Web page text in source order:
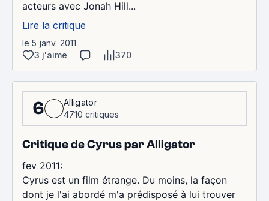
acteurs avec Jonah Hill...
Lire la critique
le 5 janv. 2011
3 j'aime
370
6
Alligator
4710 critiques
Critique de Cyrus par Alligator
fev 2011:
Cyrus est un film étrange. Du moins, la façon
dont je l'ai abordé m'a prédisposé à lui trouver